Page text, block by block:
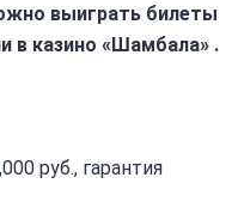
выиграть билеты
в казино «Шамбала» .
руб., гарантия